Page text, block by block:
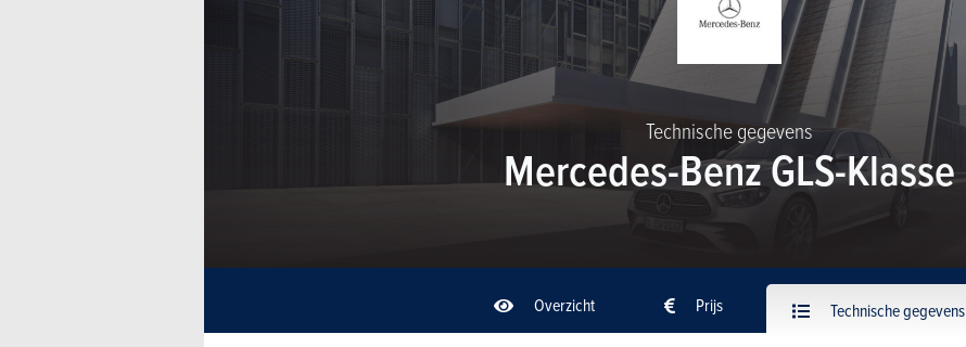
Technische gegevens
Mercedes-Benz GLS-Klasse
Overzicht Prijs Technische gegevens